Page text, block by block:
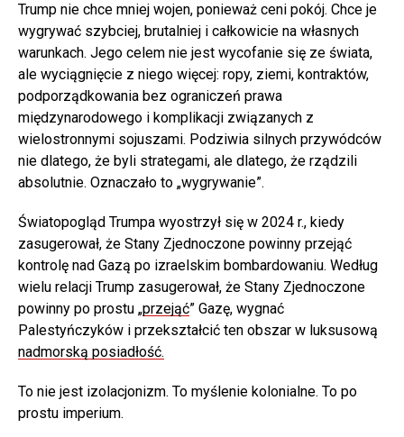
Trump nie chce mniej wojen, ponieważ ceni pokój. Chce je
wygrywać szybciej, brutalniej i całkowicie na własnych
warunkach. Jego celem nie jest wycofanie się ze świata,
ale wyciągnięcie z niego więcej: ropy, ziemi, kontraktów,
podporządkowania bez ograniczeń prawa
międzynarodowego i komplikacji związanych z
wielostronnymi sojuszami. Podziwia silnych przywódców
nie dlatego, że byli strategami, ale dlatego, że rządzili
absolutnie. Oznaczało to „wygrywanie”.
Światopogląd Trumpa wyostrzył się w 2024 r., kiedy
zasugerował, że Stany Zjednoczone powinny przejąć
kontrolę nad Gazą po izraelskim bombardowaniu. Według
wielu relacji Trump zasugerował, że Stany Zjednoczone
powinny po prostu „przejąć” Gazę, wygnać
Palestyńczyków i przekształcić ten obszar w luksusową
nadmorską posiadłość.
To nie jest izolacjonizm. To myślenie kolonialne. To po
prostu imperium.